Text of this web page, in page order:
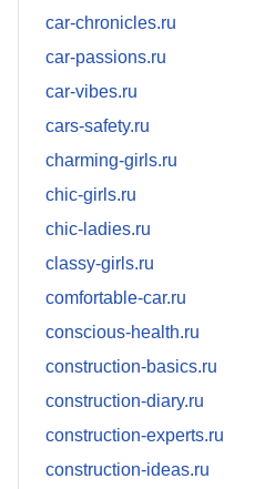
car-chronicles.ru
car-passions.ru
car-vibes.ru
cars-safety.ru
charming-girls.ru
chic-girls.ru
chic-ladies.ru
classy-girls.ru
comfortable-car.ru
conscious-health.ru
construction-basics.ru
construction-diary.ru
construction-experts.ru
construction-ideas.ru